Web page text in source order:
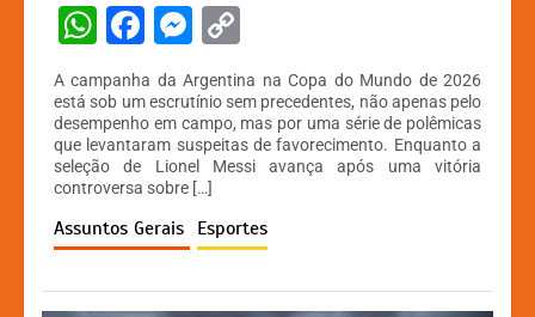
W
at
s
A
p
p
F
a
c
e
b
o
o
k
M
s
s
e
n
g
er
p
y
Li
n
k
A campanha da Argentina na Copa do Mundo de 2026
está sob um escrutínio sem precedentes, não apenas pelo
desempenho em campo, mas por uma série de polêmicas
que levantaram suspeitas de favorecimento. Enquanto a
seleção de Lionel Messi avança após uma vitória
controversa sobre […]
Assuntos Gerais Esportes